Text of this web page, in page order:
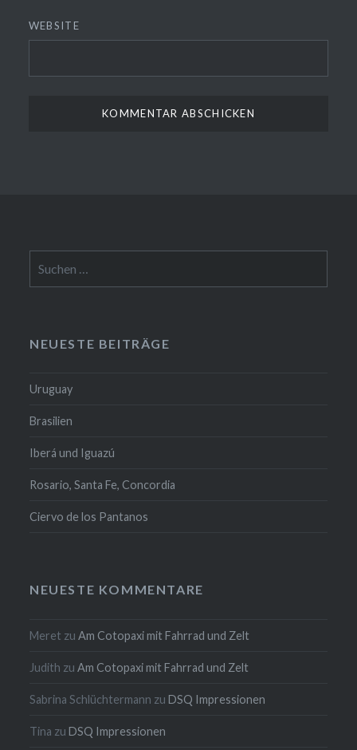
WEBSITE
nach:
NEUESTE BEITRÄGE
Uruguay
Brasilien
Iberá und Iguazú
Rosario, Santa Fe, Concordia
Ciervo de los Pantanos
NEUESTE KOMMENTARE
Meret zuAm Cotopaxi mit Fahrrad und Zelt
Judith zuAm Cotopaxi mit Fahrrad und Zelt
Sabrina Schlüchtermann zuDSQ Impressionen
Tina zuDSQ Impressionen